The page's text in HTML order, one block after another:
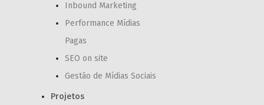
Inbound Marketing
Performance Mídias
Pagas
SEO on site
Gestão de Mídias Sociais
Projetos